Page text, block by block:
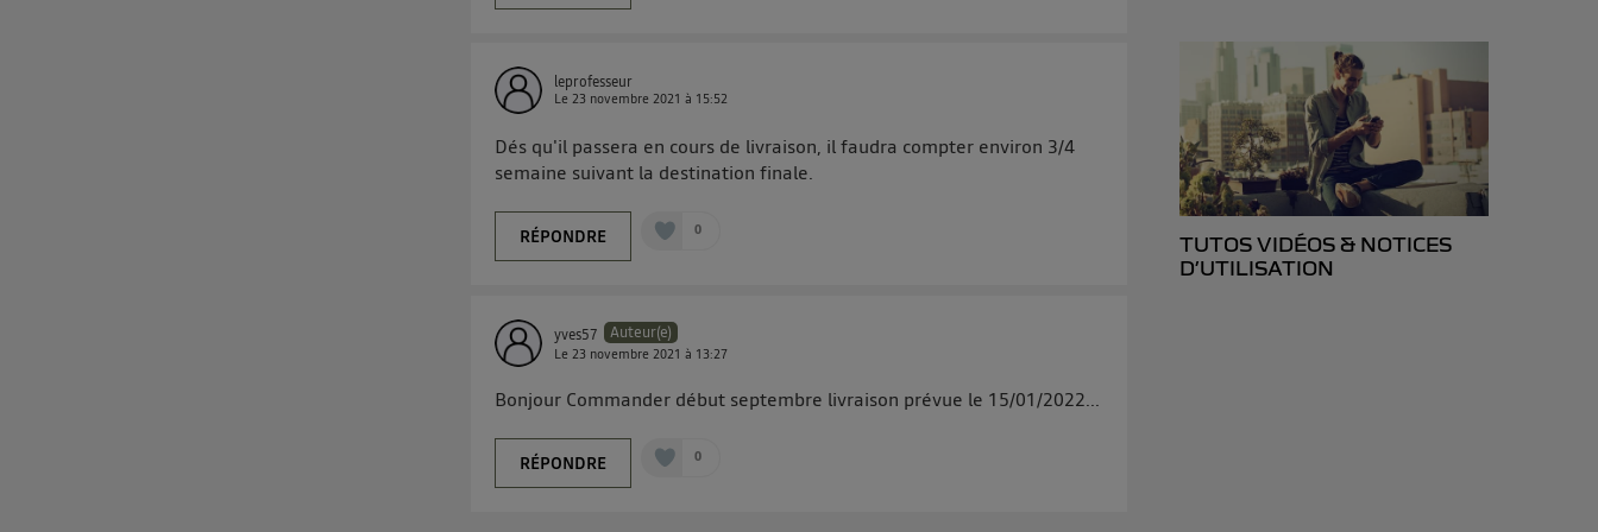
leprofesseur
Le23 novembre 2021 à 15:52
Dés qu'il passera en cours de livraison, il faudra compter environ 3/4
semaine suivant la destination finale.
RÉPONDRE 0
yves57 Auteur(e)
Le23 novembre 2021 à 13:27
Bonjour Commander début septembre livraison prévue le 15/01/2022...
RÉPONDRE 0
TUTOS VIDÉOS & NOTICES
D’UTILISATION